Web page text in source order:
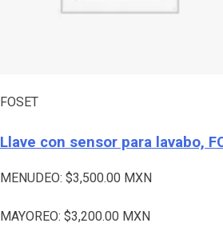
FOSET
Llave con sensor para lavabo,
MENUDEO: $3,500.00 MXN
MAYOREO: $3,200.00 MXN